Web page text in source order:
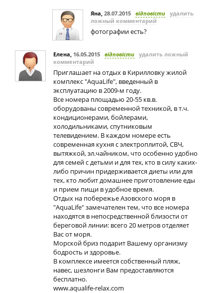
Яна, 28.07.2015 відповісти удалить
ложный комментарий
фотографии есть?
Елена, 16.05.2015 відповісти удалить ложный
комментарий
Приглашает на отдых в Кирилловку жилой
комплекс "AquaLife", введенный в
эксплуатацию в 2009-м году.
Все номера площадью 20-55 кв.в.
оборудованы современной техникой, в т.ч.
кондиционерами, бойлерами,
холодильниками, спутниковым
телевидением. В каждом номере есть
современная кухня с электроплитой, СВЧ,
вытяжкой, эл.чайником, что особенно удобно
для семей с детьми и для тех, кто в силу каких-
либо причин придерживается диеты или для
тех, кто любит домашнее приготовление еды
и прием пищи в удобное время.
Отдых на побережье Азовского моря в
"AquaLife" замечателен тем, что все номера
находятся в непосредственной близости от
береговой линии: всего 20 метров отделяет
Вас от моря.
Морской бриз подарит Вашему организму
бодрость и здоровье.
В комплексе имеется собственный пляж,
навес, шезлонги Вам предоставляются
бесплатно.
www.aqualife-relax.com